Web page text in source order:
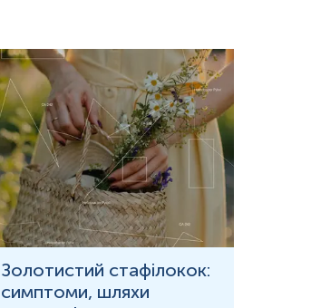
Золотистий стафілокок:
симптоми, шляхи